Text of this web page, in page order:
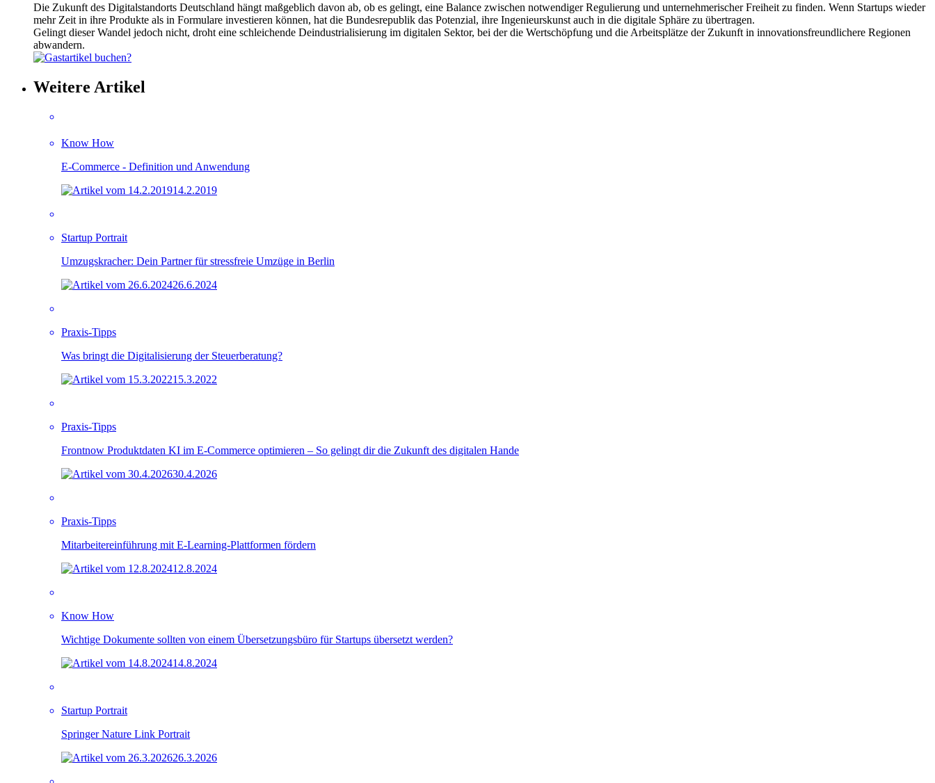
Die Zukunft des Digitalstandorts Deutschland hängt maßgeblich davon ab, ob es gelingt, eine Balance zwischen notwendiger Regulierung und unternehmerischer Freiheit zu finden. Wenn Startups wieder
mehr Zeit in ihre Produkte als in Formulare investieren können, hat die Bundesrepublik das Potenzial, ihre Ingenieurskunst auch in die digitale Sphäre zu übertragen.
Gelingt dieser Wandel jedoch nicht, droht eine schleichende Deindustrialisierung im digitalen Sektor, bei der die Wertschöpfung und die Arbeitsplätze der Zukunft in innovationsfreundlichere Regionen
abwandern.
Weitere Artikel
Know How
E-Commerce - Definition und Anwendung
14.2.2019
Startup Portrait
Umzugskracher: Dein Partner für stressfreie Umzüge in Berlin
26.6.2024
Praxis-Tipps
Was bringt die Digitalisierung der Steuerberatung?
15.3.2022
Praxis-Tipps
Frontnow Produktdaten KI im E-Commerce optimieren – So gelingt dir die Zukunft des digitalen Hande
30.4.2026
Praxis-Tipps
Mitarbeitereinführung mit E-Learning-Plattformen fördern
12.8.2024
Know How
Wichtige Dokumente sollten von einem Übersetzungsbüro für Startups übersetzt werden?
14.8.2024
Startup Portrait
Springer Nature Link Portrait
26.3.2026